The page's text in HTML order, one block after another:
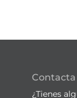
¿Tienes